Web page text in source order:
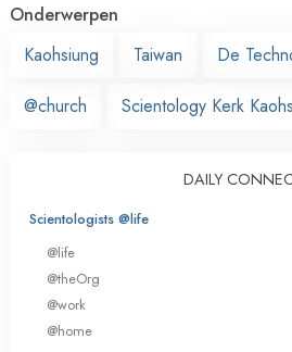
Onderwerpen
Kaohsiung
Taiwan De
@church Scientology Kerk
DAILY
Scientologists @life
@life
@theOrg
@work
@home